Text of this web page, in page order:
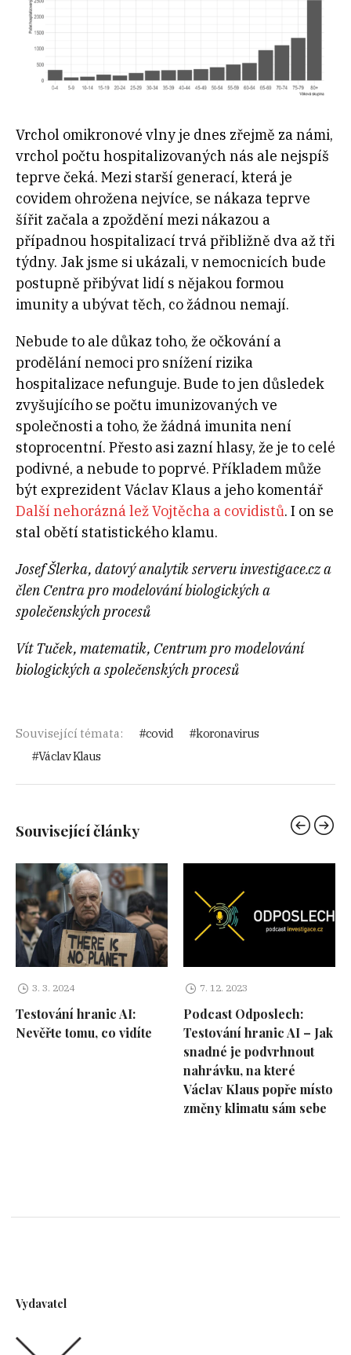
Vrchol omikronové vlny je dnes zřejmě za námi,
vrchol počtu hospitalizovaných nás ale nejspíš
teprve čeká. Mezi starší generací, která je
covidem ohrožena nejvíce, se nákaza teprve
šířit začala a zpoždění mezi nákazou a
případnou hospitalizací trvá přibližně dva až tři
týdny. Jak jsme si ukázali, v nemocnicích bude
postupně přibývat lidí s nějakou formou
imunity a ubývat těch, co žádnou nemají.
Nebude to ale důkaz toho, že očkování a
prodělání nemoci pro snížení rizika
hospitalizace nefunguje. Bude to jen důsledek
zvyšujícího se počtu imunizovaných ve
společnosti a toho, že žádná imunita není
stoprocentní. Přesto asi zazní hlasy, že je to celé
podivné, a nebude to poprvé. Příkladem může
být exprezident Václav Klaus a jeho komentář
Další nehorázná lež Vojtěcha a covidistů. I on se
stal obětí statistického klamu.
Josef Šlerka, datový analytik serveru investigace.cz a
člen Centra pro modelování biologických a
společenských procesů
Vít Tuček, matematik, Centrum pro modelování
biologických a společenských procesů
Související témata: covid
koronavirus
Václav Klaus
Související články
3. 3. 2024
Testování hranic AI:
Nevěřte tomu, co vidíte
7. 12. 2023
Podcast Odposlech:
Testování hranic AI – Jak
snadné je podvrhnout
nahrávku, na které
Václav Klaus popře místo
změny klimatu sám sebe
Vydavatel